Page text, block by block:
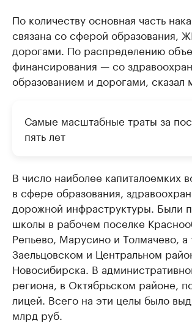
По количеству основная часть
связана со сферой образования,
дорогами. По распределению
финансирования — со
образованием и дорогами, сказал
Самые масштабные траты за
пять лет
В число наиболее капиталоемких
в сфере образования,
дорожной инфраструктуры. Были
школы в рабочем поселке
Репьево, Марусино и Толмачево,
Заельцовском и Центральном
Новосибирска. В
региона, в Октябрьском районе,
лицей. Всего на эти целы было
млрд руб.